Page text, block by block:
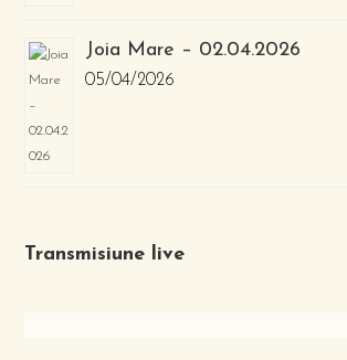
Joia Mare – 02.04.2026
05/04/2026
Transmisiune live